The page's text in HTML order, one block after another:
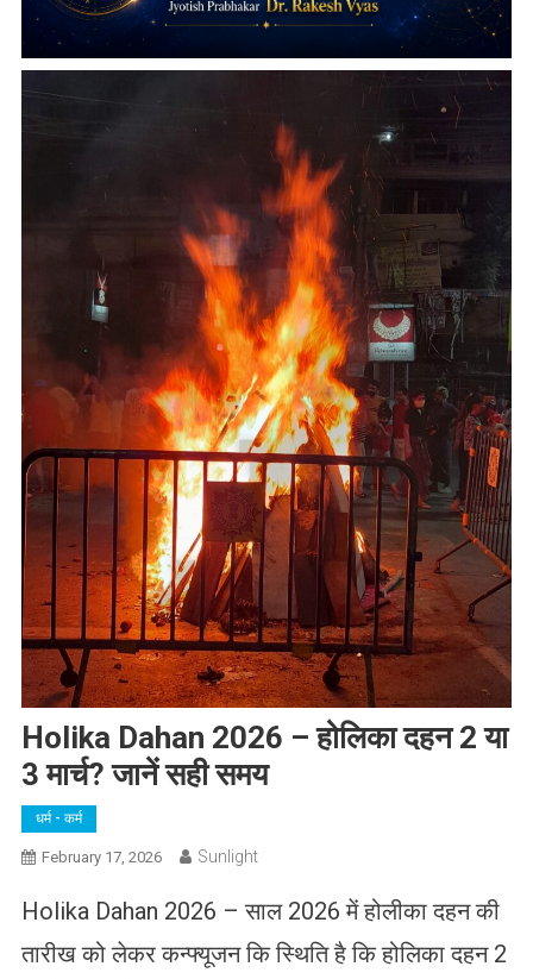
Holika Dahan 2026 – होलिका दहन 2 या
3 मार्च? जानें सही समय
धर्म - कर्म
February 17, 2026 Sunlight
Holika Dahan 2026 – साल 2026 में होलीका दहन की
तारीख को लेकर कन्फ्यूजन कि स्थिति है कि होलिका दहन 2